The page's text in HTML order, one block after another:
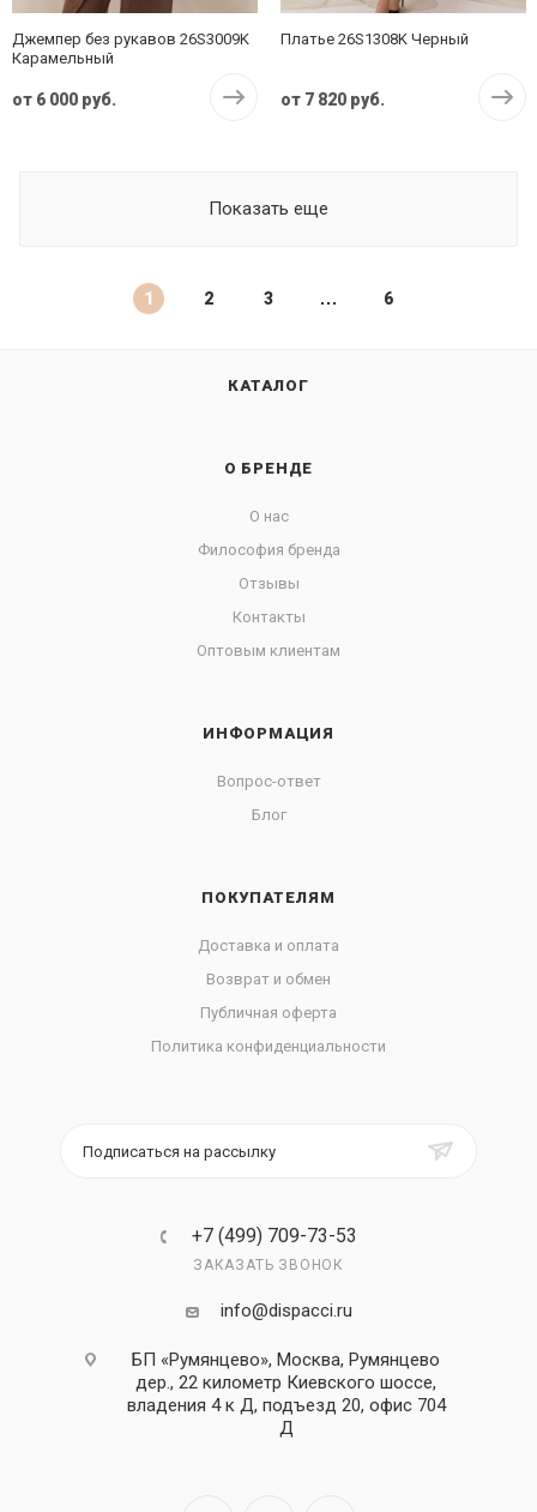
Джемпер без рукавов 26S3009K
Карамельный
от 6 000 руб.
Платье 26S1308K Черный
от 7 820 руб.
Показать еще
1 2 3 6
КАТАЛОГ
О БРЕНДЕ
О нас
Философия бренда
Отзывы
Контакты
Оптовым клиентам
ИНФОРМАЦИЯ
Вопрос-ответ
Блог
ПОКУПАТЕЛЯМ
Доставка и оплата
Возврат и обмен
Публичная оферта
Политика конфиденциальности
Подписаться на рассылку
+7 (499) 709-73-53
ЗАКАЗАТЬ ЗВОНОК
info@dispacci.ru
БП «Румянцево», Москва, Румянцево
дер., 22 километр Киевского шоссе,
владения 4 к Д, подъезд 20, офис 704
Д